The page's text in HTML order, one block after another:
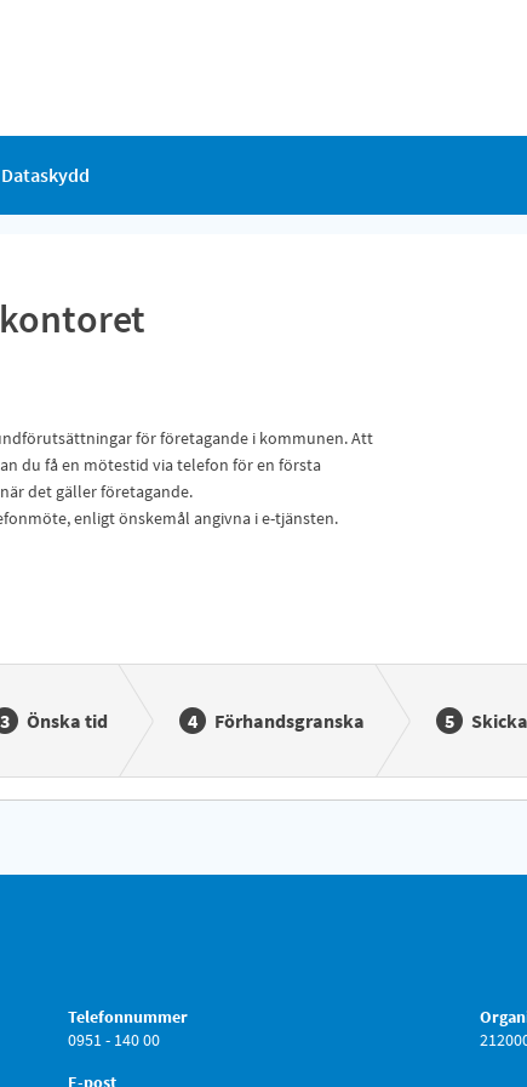
Dataskydd
för företagande i kommunen. Att
du få en mötestid via telefon för en första
det gäller företagande.
enligt önskemål angivna i e-tjänsten.
Önska tid Förhandsgranska
Telefonnummer
0951 - 140 00
E-post